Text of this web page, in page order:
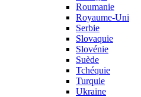
Roumanie
Royaume-Uni
Serbie
Slovaquie
Slovénie
Suède
Tchéquie
Turquie
Ukraine